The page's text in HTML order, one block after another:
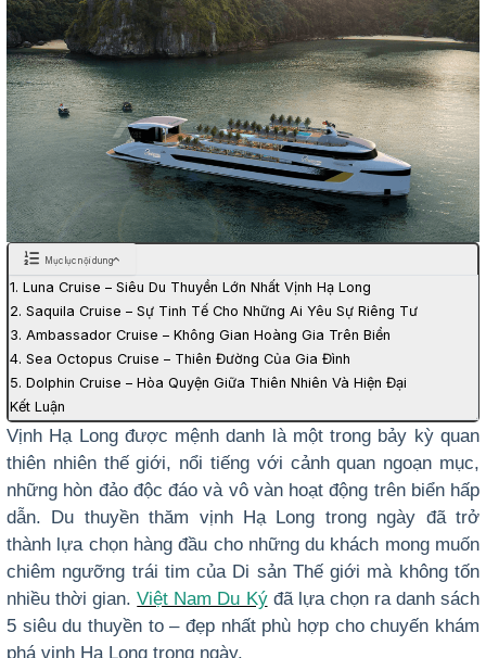
Mục lục nội dung
1. Luna Cruise – Siêu Du Thuyền Lớn Nhất Vịnh Hạ Long
2. Saquila Cruise – Sự Tinh Tế Cho Những Ai Yêu Sự Riêng Tư
3. Ambassador Cruise – Không Gian Hoàng Gia Trên Biển
4. Sea Octopus Cruise – Thiên Đường Của Gia Đình
5. Dolphin Cruise – Hòa Quyện Giữa Thiên Nhiên Và Hiện Đại
Kết Luận
Vịnh Hạ Long được mệnh danh là một trong bảy kỳ quan
thiên nhiên thế giới, nổi tiếng với cảnh quan ngoạn mục,
những hòn đảo độc đáo và vô vàn hoạt động trên biển hấp
dẫn. Du thuyền thăm vịnh Hạ Long trong ngày đã trở
thành lựa chọn hàng đầu cho những du khách mong muốn
chiêm ngưỡng trái tim của Di sản Thế giới mà không tốn
nhiều thời gian.Việt Nam Du Kýđã lựa chọn ra danh sách
5 siêu du thuyền to – đẹp nhất phù hợp cho chuyến khám
phá vịnh Hạ Long trong ngày.